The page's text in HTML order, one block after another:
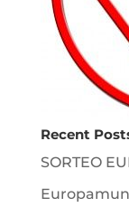
Recent
SORTEO